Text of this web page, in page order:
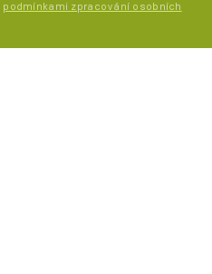
podmínkami zpracování osobních